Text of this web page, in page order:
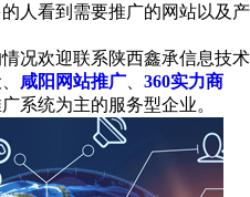
人看到需要推广的网站以及产
况欢迎联系陕西鑫承信息技术
咸阳网站推广
360实力商
系统为主的服务型企业。